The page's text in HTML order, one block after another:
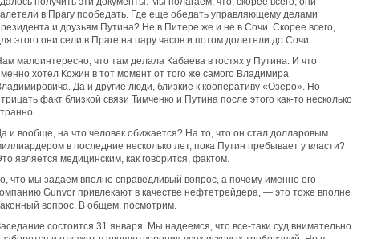
в Прагу пообедать. Где еще обедать управляющему делами
и друзьям Путина? Не в Питере же и не в Сочи. Скорее всего,
этого они сели в Праге на пару часов и потом долетели до Сочи.
малоинтересно, что там делала Кабаева в гостях у Путина. И что
хотел Кожин в тот момент от того же самого Владимира
Да и другие люди, близкие к кооперативу «Озеро». Но
факт близкой связи Тимченко и Путина после этого как-то несколько
и вообще, на что человек обижается? На то, что он стал долларовым
в последние несколько лет, пока Путин пребывает у власти?
является медицинским, как говорится, фактом.
что мы задаем вполне справедливый вопрос, а почему именно его
Gunvor привлекают в качестве нефтетрейдера, — это тоже вполне
вопрос. В общем, посмотрим.
состоится 31 января. Мы надеемся, что все-таки суд внимательно